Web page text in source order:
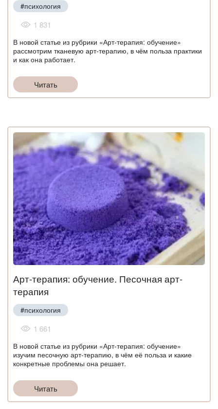
#психология
1 831
В новой статье из рубрики «Арт-терапия: обучение»
рассмотрим тканевую арт-терапию, в чём польза практики
и как она работает.
Читать
Арт-терапия: обучение. Песочная арт-
терапия
#психология
1 661
В новой статье из рубрики «Арт-терапия: обучение»
изучим песочную арт-терапию, в чём её польза и какие
конкретные проблемы она решает.
Читать